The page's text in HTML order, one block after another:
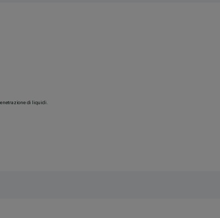
di liquidi.